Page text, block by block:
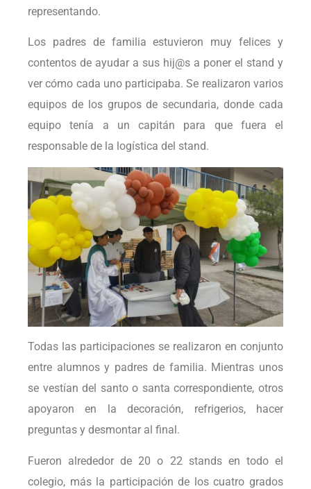
representando.
Los padres de familia estuvieron muy felices y
contentos de ayudar a sus hij@s a poner el stand y
ver cómo cada uno participaba. Se realizaron varios
equipos de los grupos de secundaria, donde cada
equipo tenía a un capitán para que fuera el
responsable de la logística del stand.
Todas las participaciones se realizaron en conjunto
entre alumnos y padres de familia. Mientras unos
se vestían del santo o santa correspondiente, otros
apoyaron en la decoración, refrigerios, hacer
preguntas y desmontar al final.
Fueron alrededor de 20 o 22 stands en todo el
colegio, más la participación de los cuatro grados